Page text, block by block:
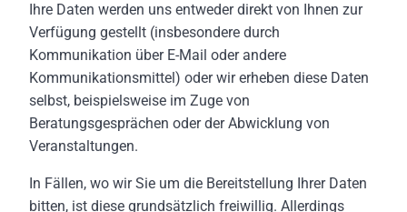
Ihre Daten werden uns entweder direkt von Ihnen zur
Verfügung gestellt (insbesondere durch
Kommunikation über E-Mail oder andere
Kommunikationsmittel) oder wir erheben diese Daten
selbst, beispielsweise im Zuge von
Beratungsgesprächen oder der Abwicklung von
Veranstaltungen.
In Fällen, wo wir Sie um die Bereitstellung Ihrer Daten
bitten, ist diese grundsätzlich freiwillig. Allerdings